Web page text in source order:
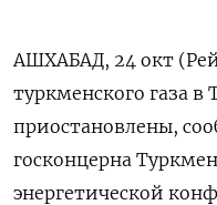
АШХАБАД, 24 окт
туркменского газа
приостановлены,
госконцерна
энергетической